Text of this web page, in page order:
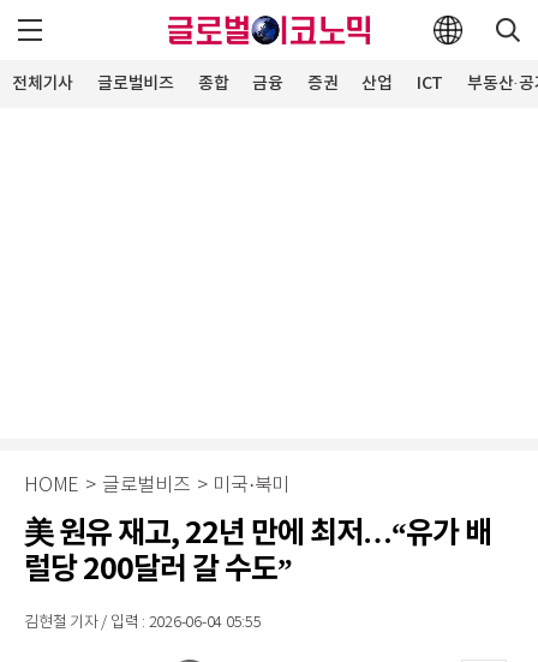
전체기사 글로벌비즈 종합 금융 증권 산업 ICT 부동산·
HOME > 글로벌비즈 > 미국·북미
美 원유 재고, 22년 만에 최저…“유가 배
럴당 200달러 갈 수도”
김현철 기자 / 입력 : 2026-06-04 05:55